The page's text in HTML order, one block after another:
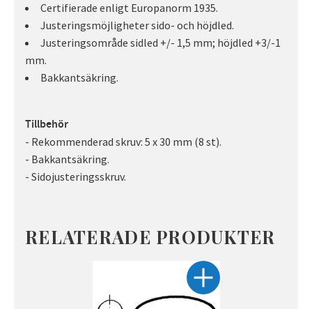
Certifierade enligt Europanorm 1935.
Justeringsmöjligheter sido- och höjdled.
Justeringsområde sidled +/- 1,5 mm; höjdled +3/-1
mm.
Bakkantsäkring.
Tillbehör
- Rekommenderad skruv: 5 x 30 mm (8 st).
- Bakkantsäkring.
- Sidojusteringsskruv.
RELATERADE PRODUKTER